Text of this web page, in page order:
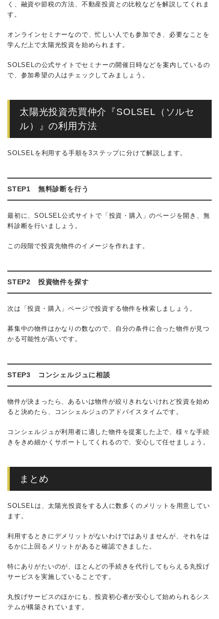
く、融資や節税の方法、不動産投資との比較などを解説してくれま
す。
オンラインセミナーなので、忙しい人でも参加でき、必要なことを
学んだ上で太陽光投資を始められます。
SOLSELの公式サイトでセミナーの開催日時などを案内しているの
で、参加希望の人はチェックしてみましょう。
太陽光投資売買仲介『SOLSEL（ソルセ
ル）』の利用方法
SOLSELを利用する手順を3ステップに分けて解説します。
STEP1 無料診断を行う
最初に、SOLSEL公式サイトで「投資・購入」のページを開き、無
料診断を行いましょう。
この段階で投資先物件のイメージを作れます。
STEP2 投資物件を探す
次は「投資・購入」ページで投資する物件を検索しましょう。
募集中の物件はかなりの数なので、自分の条件に合った物件が見つ
かる可能性が高いです。
STEP3 コンシェルジュに相談
物件が決まったら、あるいは物件が絞りきれないけれど投資を始め
ると決めたら、コンシェルジュのアドバイスタイムです。
コンシェルジュが利用者に適した物件を提案した上で、様々な手続
きをきめ細かくサポートしてくれるので、安心して任せましょう。
まとめ
SOLSELは、太陽光投資をする人に数多くのメリットを用意してい
ます。
利用するときにデメリットがないわけではありませんが、それをは
るかに上回るメリットがあると確認できました。
特にありがたいのが、ほとんどの手続きを代行してもらえる丸投げ
サービスを実施していることです。
丸投げサービスのほかにも、投資初心者が安心して始められるシス
テムが構築されています。